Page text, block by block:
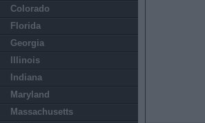
Colorado
Florida
Georgia
Illinois
Indiana
Maryland
Massachusetts